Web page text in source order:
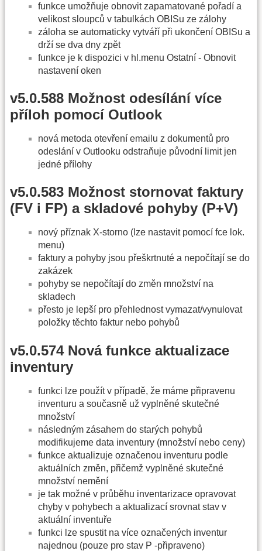
funkce umožňuje obnovit zapamatované pořadí a
velikost sloupců v tabulkách OBISu ze zálohy
záloha se automaticky vytváří při ukončení OBISu a
drží se dva dny zpět
funkce je k dispozici v hl.menu Ostatní - Obnovit
nastavení oken
v5.0.588 Možnost odesílání více
příloh pomocí Outlook
nová metoda otevření emailu z dokumentů pro
odeslání v Outlooku odstraňuje původní limit jen
jedné přílohy
v5.0.583 Možnost stornovat faktury
(FV i FP) a skladové pohyby (P+V)
nový příznak X-storno (lze nastavit pomocí fce lok.
menu)
faktury a pohyby jsou přeškrtnuté a nepočítají se do
zakázek
pohyby se nepočítají do změn množství na
skladech
přesto je lepší pro přehlednost vymazat/vynulovat
položky těchto faktur nebo pohybů
v5.0.574 Nová funkce aktualizace
inventury
funkci lze použít v případě, že máme připravenu
inventuru a současně už vyplněné skutečné
množství
následným zásahem do starých pohybů
modifikujeme data inventury (množství nebo ceny)
funkce aktualizuje označenou inventuru podle
aktuálních změn, přičemž vyplněné skutečné
množství nemění
je tak možné v průběhu inventarizace opravovat
chyby v pohybech a aktualizací srovnat stav v
aktuální inventuře
funkci lze spustit na více označených inventur
najednou (pouze pro stav P -připraveno)